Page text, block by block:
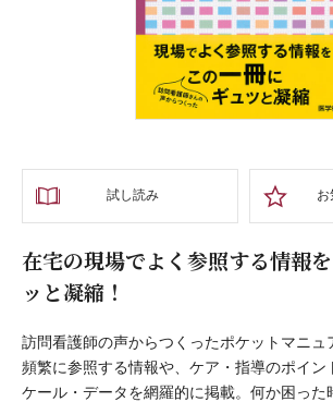
試し読み お
在宅の現場でよく参照する情報
ッと凝縮！
訪問看護師の声からつくったポケットマニュ
頻繁に参照する情報や、ケア・指導のポイン
ケール・データを網羅的に掲載。何か困った